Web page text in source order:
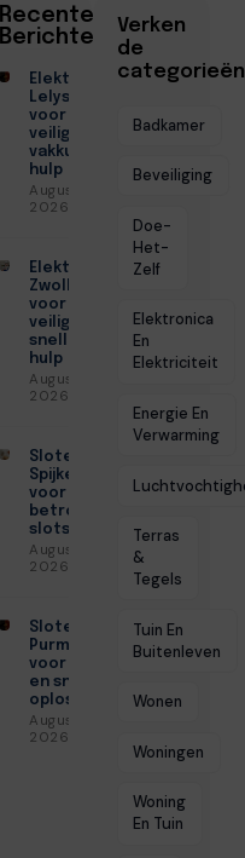
Recente
Berichten
Elektricien
Lelystad
voor
veilige en
vakkundige
hulp
Augustus 6,
2026
Elektricien
Zwolle
voor
veilige en
snelle
hulp
Augustus 6,
2026
Slotenmaker
Spijkenisse
voor
betrouwbare
slotservice
Augustus 3,
2026
Slotenmaker
Purmerend
voor veilige
en snelle
oplossingen
Augustus 3,
2026
Verken
de
categorieën
Badkamer
Beveiliging
Doe-
Het-
Zelf
Elektronica
En
Elektriciteit
Energie En
Verwarming
Terras
&
Tegels
Tuin En
Buitenleven
Wonen
Woningen
Woning
En Tuin